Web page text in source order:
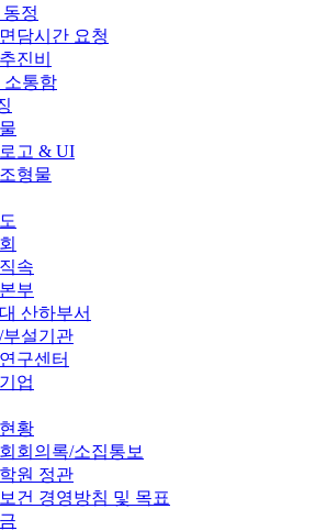
정
담시간 요청
진비
소통함
고 & UI
형물
속
부
산하부서
부설기관
구센터
업
황
회의록/소집통보
원 정관
건 경영방침 및 목표